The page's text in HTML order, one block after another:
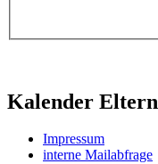
Kalender Eltern
Impressum
interne Mailabfrage